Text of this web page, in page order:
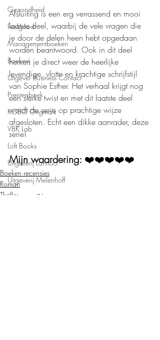
Gezondheid
Feelgood
Managementboeken
Boekerij
Uitgever Business Contact
Prentenboek
KOBO Originals
VBK Lab
Loft Books
Uitgeverij Lannoo
Uitgeverij Melenhoff
Uitgeverij Zilverspoor
Afsluiting is een erg verrassend en mooi
laatste deel, waarbij de vele vragen die
je door de delen heen hebt opgedaan
worden beantwoord. Ook in dit deel
herken je direct weer de heerlijke
levendige, vlotte en krachtige schrijfstijl
van Sophie Esther. Het verhaal krijgt nog
een sterke twist en met dit laatste deel
wordt de serie op prachtige wijze
afgesloten. Echt een dikke aanrader, deze
serie!
Mijn waardering: ❤️❤️❤️❤️❤️
Boeken recensies
Roman
Thriller